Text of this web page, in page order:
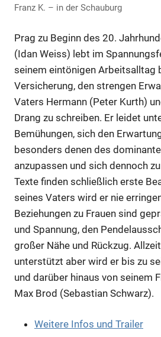
Anzeige
Anzeige
Anzeige
Franz K. – in der Schauburg
Prag zu Beginn des 20.
(Idan Weiss) lebt im
seinem eintönigen Arbeitsalltag
Versicherung, den strengen
Vaters Hermann (Peter Kurth)
Drang zu schreiben. Er leidet
Bemühungen, sich den
besonders denen des
anzupassen und sich dennoch
Texte finden schließlich erste
seines Vaters wird er nie
Beziehungen zu Frauen sind
und Spannung, den
großer Nähe und Rückzug.
unterstützt aber wird er bis zu
und darüber hinaus von seinem
Max Brod (Sebastian Schwarz).
Weitere Infos und Trailer